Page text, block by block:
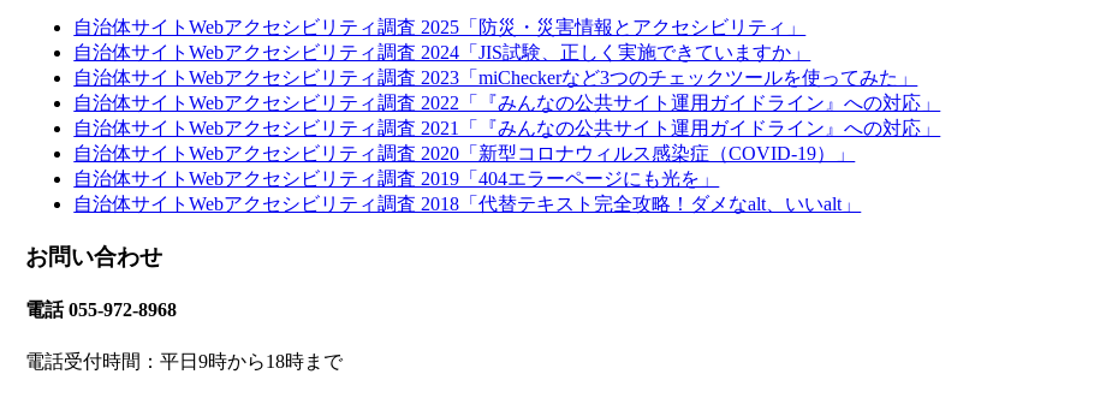
自治体サイトWebアクセシビリティ調査 2025「防災・災害情報とアクセシビリティ」
自治体サイトWebアクセシビリティ調査 2024「JIS試験、正しく実施できていますか」
自治体サイトWebアクセシビリティ調査 2023「miCheckerなど3つのチェックツールを使ってみた」
自治体サイトWebアクセシビリティ調査 2022「『みんなの公共サイト運用ガイドライン』への対応」
自治体サイトWebアクセシビリティ調査 2021「『みんなの公共サイト運用ガイドライン』への対応」
自治体サイトWebアクセシビリティ調査 2020「新型コロナウィルス感染症（COVID-19）」
自治体サイトWebアクセシビリティ調査 2019「404エラーページにも光を」
自治体サイトWebアクセシビリティ調査 2018「代替テキスト完全攻略！ダメなalt、いいalt」
お問い合わせ
電話 055-972-8968
電話受付時間：平日9時から18時まで